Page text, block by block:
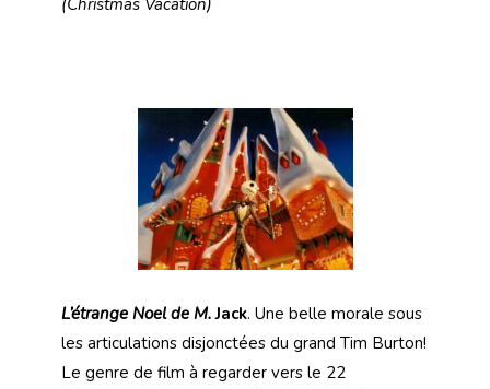
(Christmas Vacation)
L’étrange Noel de M.Jack. Une belle morale sous
les articulations disjonctées du grand Tim Burton!
Le genre de film à regarder vers le 22